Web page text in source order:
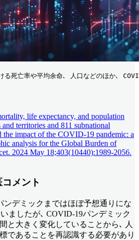
る死亡率や平均余命､ 人口などのほか､
life expectancy, and population
territories and 811 subnational
the impact of the COVID-19 pandemic: a
analysis for the Global Burden of
2024 May 18;403(10440):1989-2056.
メント
ンデミックまではほぼ予想通りにな
ましたが､ COVID-19パンデミック
と大きく変化していることから､ 人
であることを再認識する必要があり